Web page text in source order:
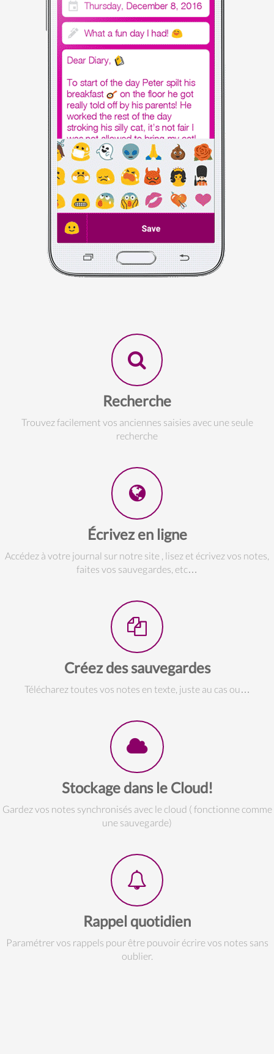
Recherche
Trouvez facilement vos anciennes saisies avec une seule
recherche
Écrivez en ligne
Accédez à votre journal sur notre site , lisez et écrivez vos notes,
faites vos sauvegardes, etc…
Créez des sauvegardes
Télécharez toutes vos notes en texte, juste au cas ou…
Stockage dans le Cloud!
Gardez vos notes synchronisés avec le cloud ( fonctionne comme
une sauvegarde)
Rappel quotidien
Paramétrer vos rappels pour être pouvoir écrire vos notes sans
oublier.